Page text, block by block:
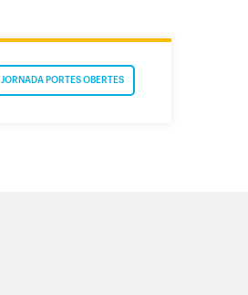
JORNADA PORTES OBERTES